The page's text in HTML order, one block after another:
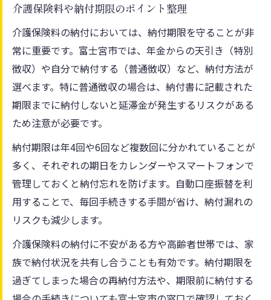
コンビニやネットバンキングで保険料を納
付
保険納付におすすめの支払い方法を選ぶ基
準
納付期限切れでも安心な保険支払い方法紹
介
介護保険料や納付期限のポイント整理
介護保険料の納付においては、納付期限を守ることが非
常に重要です。富士宮市では、年金からの天引き（特別
徴収）や自分で納付する（普通徴収）など、納付方法が
選べます。特に普通徴収の場合は、納付書に記載された
期限までに納付しないと延滞金が発生するリスクがある
ため注意が必要です。
納付期限は年4回や6回など複数回に分かれていることが
多く、それぞれの期日をカレンダーやスマートフォンで
管理しておくと納付忘れを防げます。自動口座振替を利
用することで、毎回手続きする手間が省け、納付漏れの
リスクも減少します。
介護保険料の納付に不安がある方や高齢者世帯では、家
族で納付状況を共有し合うことも有効です。納付期限を
過ぎてしまった場合の再納付方法や、期限前に納付する